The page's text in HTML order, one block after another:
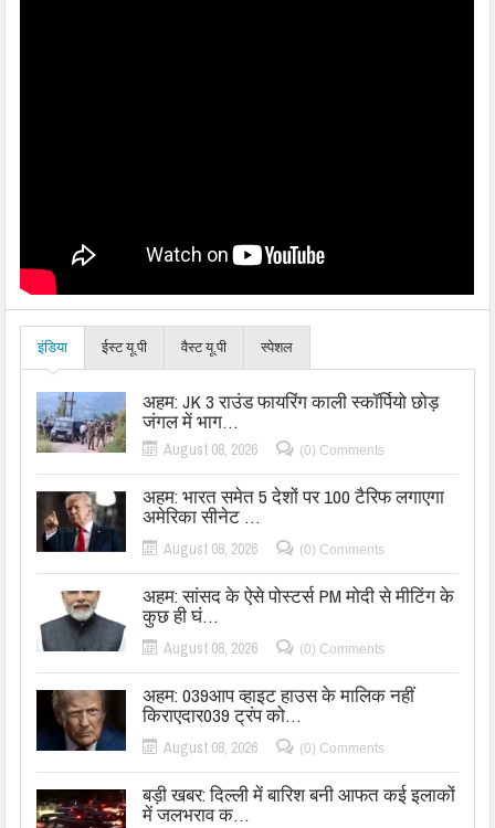
इंडिया ईस्ट यू.पी वैस्ट यू.पी स्पेशल
अहम: JK 3 राउंड फायरिंग काली स्कॉर्पियो छोड़
जंगल में भाग…
August 08, 2026 (0) Comments
अहम: भारत समेत 5 देशों पर 100 टैरिफ लगाएगा
अमेरिका सीनेट …
August 08, 2026 (0) Comments
अहम: सांसद के ऐसे पोस्टर्स PM मोदी से मीटिंग के
कुछ ही घं…
August 08, 2026 (0) Comments
अहम: 039आप व्हाइट हाउस के मालिक नहीं
किराएदार039 ट्रंप को…
August 08, 2026 (0) Comments
बड़ी खबर: दिल्ली में बारिश बनी आफत कई इलाकों
में जलभराव क…